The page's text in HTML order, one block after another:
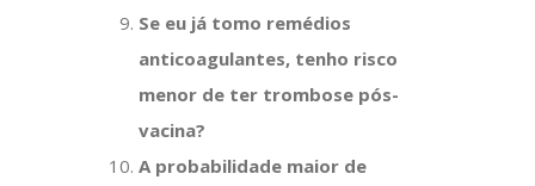
Se eu já tomo remédios
anticoagulantes, tenho risco
menor de ter trombose pós-
vacina?
A probabilidade maior de